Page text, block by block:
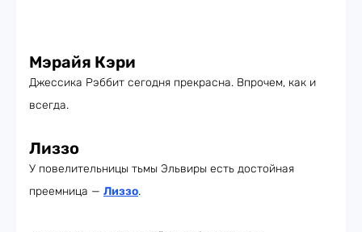
Мэрайя Кэри
Джессика Рэббит сегодня прекрасна. Впрочем, как и
всегда.
Лиззо
У повелительницы тьмы Эльвиры есть достойная
преемница — Лиззо.